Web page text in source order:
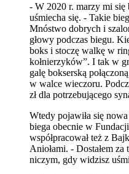
- W 2020 r. marzy mi
uśmiecha się. - Takie
Mnóstwo dobrych i
głowy podczas biegu.
boks i stoczę walkę w
kołnierzyków”. I tak w
galę bokserską
w walce wieczoru.
zł dla potrzebującego
Wtedy pojawiła się
biega obecnie w
współpracował też z
Aniołami. - Dostałem
niczym, gdy widzisz